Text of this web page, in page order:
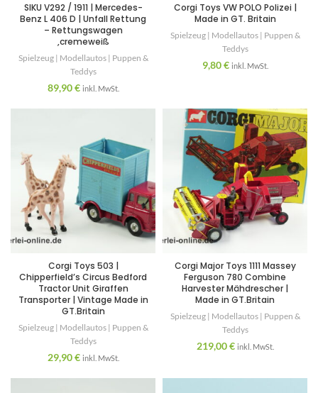
SIKU V292 / 1911 | Mercedes-
Benz L 406 D | Unfall Rettung
– Rettungswagen
,cremeweiß
Spielzeug | Modellautos | Puppen &
Teddys
89,90€ inkl. MwSt.
Corgi Toys VW POLO Polizei |
Made in GT. Britain
Spielzeug | Modellautos | Puppen &
Teddys
9,80€ inkl. MwSt.
Corgi Toys 503 |
Chipperfield’s Circus Bedford
Tractor Unit Giraffen
Transporter | Vintage Made in
GT.Britain
Spielzeug | Modellautos | Puppen &
Teddys
29,90€ inkl. MwSt.
Corgi Major Toys 1111 Massey
Ferguson 780 Combine
Harvester Mähdrescher |
Made in GT.Britain
Spielzeug | Modellautos | Puppen &
Teddys
219,00€ inkl. MwSt.